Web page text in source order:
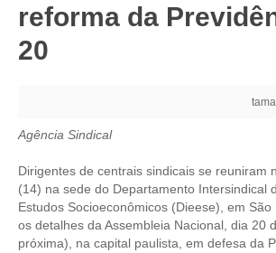
GALERIA EX-PRESIDENTES
ORGANOGRAMA
COMPOSIÇÃO
CONSELHOS ASSESSORES
reforma da
20
Agência Sindical
Dirigentes de centrais sindicais se reuniram
(14) na sede do Departamento Intersindical
Estudos Socioeconômicos (Dieese), em
os detalhes da Assembleia Nacional, dia 20
próxima), na capital paulista, em defesa da